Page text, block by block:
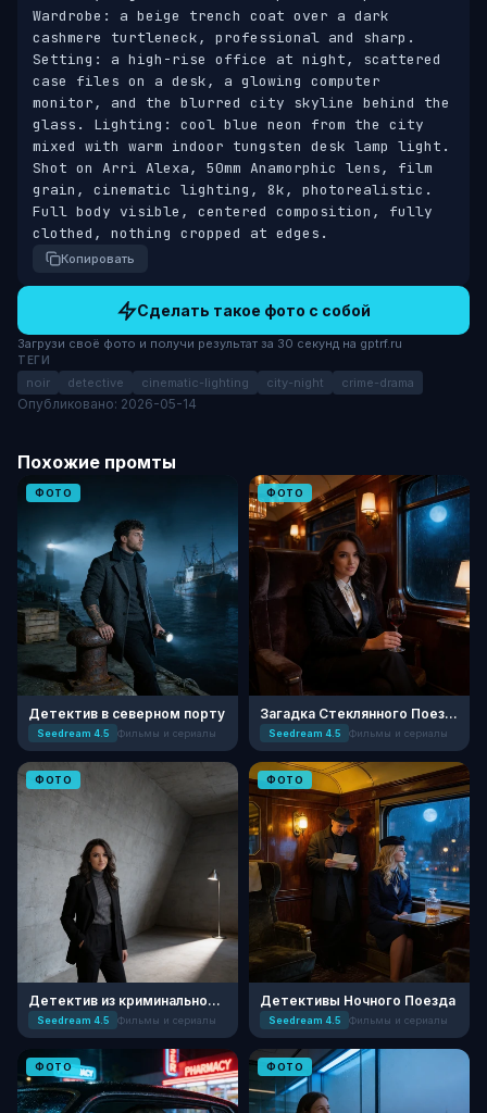
Wardrobe: a beige trench coat over a dark
cashmere turtleneck, professional and sharp.
Setting: a high-rise office at night, scattered
case files on a desk, a glowing computer
monitor, and the blurred city skyline behind the
glass. Lighting: cool blue neon from the city
mixed with warm indoor tungsten desk lamp light.
Shot on Arri Alexa, 50mm Anamorphic lens, film
grain, cinematic lighting, 8k, photorealistic.
Full body visible, centered composition, fully
clothed, nothing cropped at edges.
Копировать
Сделать такое фото с собой
Загрузи своё фото и получи результат за 30 секунд на gptrf.ru
ТЕГИ
noir detective cinematic-lighting city-night crime-drama
Опубликовано: 2026-05-14
Похожие промты
ФОТО
Детектив в северном порту
Seedream 4.5 Фильмы и сериалы
ФОТО
Загадка Стеклянного Поезда
Seedream 4.5 Фильмы и сериалы
ФОТО
Детектив из криминальной драмы
Seedream 4.5 Фильмы и сериалы
ФОТО
Детективы Ночного Поезда
Seedream 4.5 Фильмы и сериалы
ФОТО ФОТО